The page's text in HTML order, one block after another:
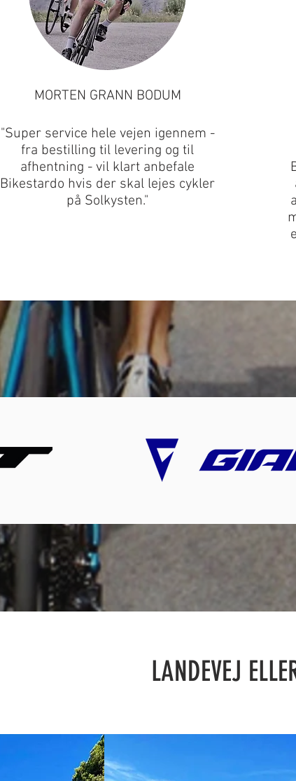
MORTEN GRANN BODUM
"Super service hele vejen igennem -
fra bestilling til levering og til
afhentning - vil klart anbefale
Bikestardo hvis der skal lejes cykler
på Solkysten."
LANDEVEJ